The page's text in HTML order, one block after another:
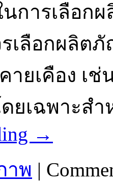
นการเลือ
เลือกผลิต
ายเคือง เ
ยเฉพาะส
→
าพ |